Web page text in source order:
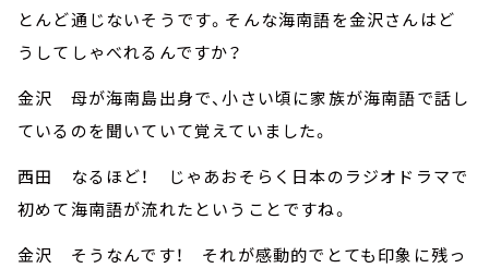
とんど通じないそうです。そんな海南語を金沢さんはど
うしてしゃべれるんですか？
金沢 母が海南島出身で、小さい頃に家族が海南語で話し
ているのを聞いていて覚えていました。
西田 なるほど！ じゃあおそらく日本のラジオドラマで
初めて海南語が流れたということですね。
金沢 そうなんです！ それが感動的でとても印象に残っ